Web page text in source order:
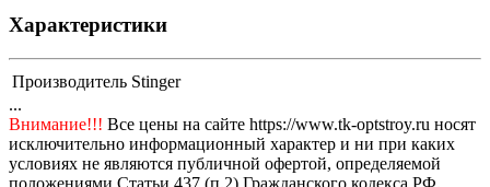
Характеристики
Производитель Stinger
...
Внимание!!! Все цены на сайте https://www.tk-optstroy.ru носят
исключительно информационный характер и ни при каких
условиях не являются публичной офертой, определяемой
положениями Статьи 437 (п.2) Гражданского кодекса РФ.